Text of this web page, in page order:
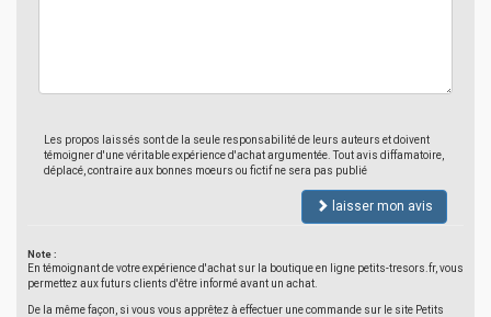
Les propos laissés sont de la seule responsabilité de leurs auteurs et doivent
témoigner d'une véritable expérience d'achat argumentée. Tout avis diffamatoire,
déplacé, contraire aux bonnes moeurs ou fictif ne sera pas publié
laisser mon avis
Note :
En témoignant de votre expérience d'achat sur la boutique en ligne petits-tresors.fr, vous
permettez aux futurs clients d'être informé avant un achat.
De la même façon, si vous vous apprêtez à effectuer une commande sur le site Petits